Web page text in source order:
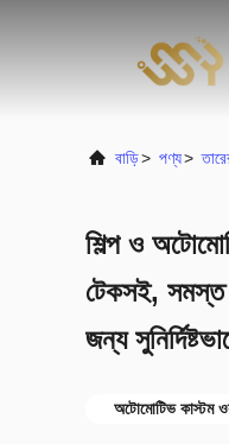
বাড়ি> পণ্য>
শিল্প ও
টেকসই, সমস্ত
জন্য
অটোমোটিভ কাস্টম